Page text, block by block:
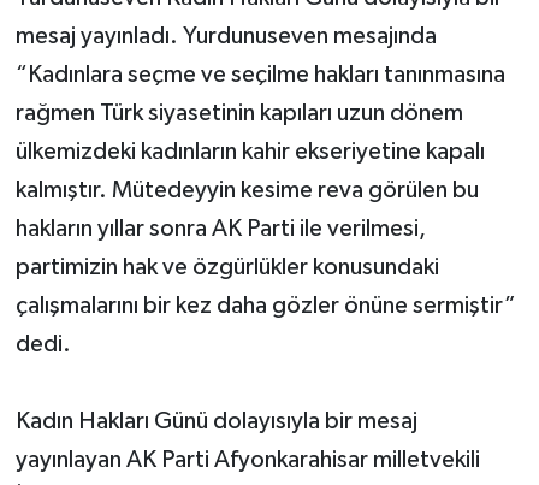
mesaj yayınladı. Yurdunuseven mesajında
“Kadınlara seçme ve seçilme hakları tanınmasına
rağmen Türk siyasetinin kapıları uzun dönem
ülkemizdeki kadınların kahir ekseriyetine kapalı
kalmıştır. Mütedeyyin kesime reva görülen bu
hakların yıllar sonra AK Parti ile verilmesi,
partimizin hak ve özgürlükler konusundaki
çalışmalarını bir kez daha gözler önüne sermiştir”
dedi.
Kadın Hakları Günü dolayısıyla bir mesaj
yayınlayan AK Parti Afyonkarahisar milletvekili